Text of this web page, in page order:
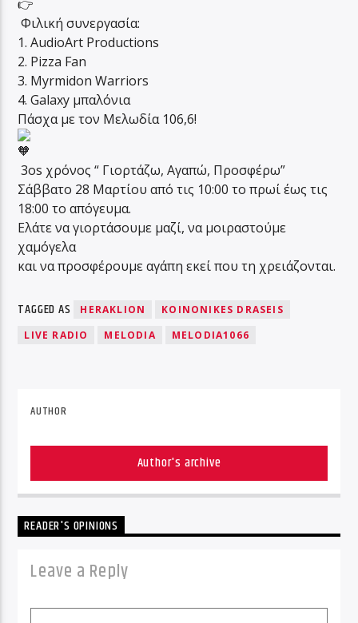
Φιλική συνεργασία:
1. AudioArt Productions
2. Pizza Fan
3. Myrmidon Warriors
4. Galaxy μπαλόνια
Πάσχα με τον Μελωδία 106,6!
3os χρόνος “ Γιορτάζω, Αγαπώ, Προσφέρω”
Σάββατο 28 Μαρτίου από τις 10:00 το πρωί έως τις
18:00 το απόγευμα.
Ελάτε να γιορτάσουμε μαζί, να μοιραστούμε
χαμόγελα
και να προσφέρουμε αγάπη εκεί που τη χρειάζονται.
TAGGED AS HERAKLION
KOINONIKES DRASEIS
LIVE RADIO
MELODIA MELODIA1066
AUTHOR
Author's archive
READER'S OPINIONS
Leave a Reply